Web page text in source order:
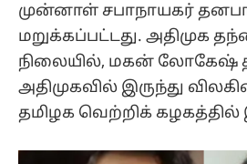
முன்னாள் சபாநாயகர்
மறுக்கப்பட்டது. அதிமுக
நிலையில், மகன் லோகேஷ்
அதிமுகவில் இருந்து
தமிழக வெற்றிக்